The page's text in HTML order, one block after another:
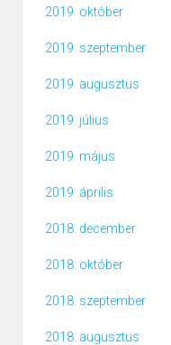
2019. október
2019. szeptember
2019. augusztus
2019. július
2019. május
2019. április
2018. december
2018. október
2018. szeptember
2018. augusztus